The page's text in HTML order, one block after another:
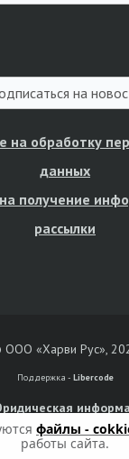
на
на обработку
данных
получение
рассылки
ООО «Харви Рус»,
Поддержка - Libercode
файлы -
работы сайта.